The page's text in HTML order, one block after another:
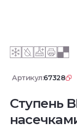
Артикул:67328
Ступень